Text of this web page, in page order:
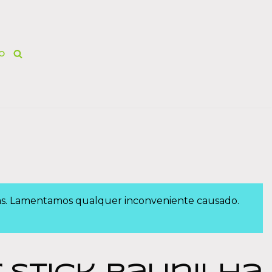
Lamentamos qualquer inconveniente causado.